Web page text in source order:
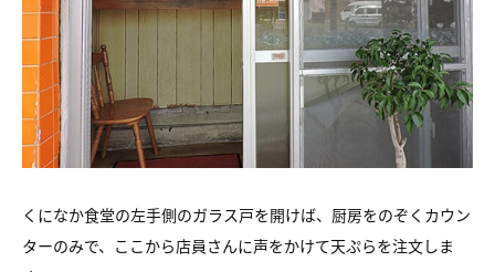
くになか食堂の左手側のガラス戸を開けば、厨房をのぞくカウン
ターのみで、ここから店員さんに声をかけて天ぷらを注文しま